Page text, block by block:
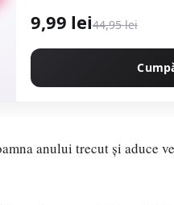
9,99 lei44,95 lei
anului trecut şi aduce